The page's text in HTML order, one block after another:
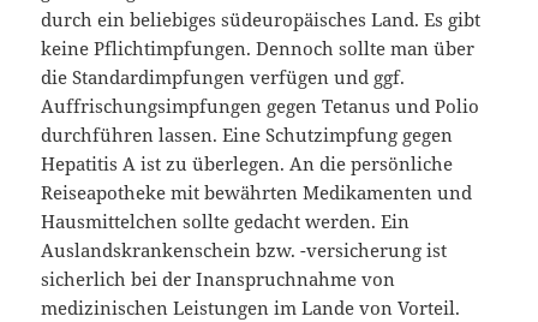
durch ein beliebiges südeuropäisches Land. Es gibt
keine Pflichtimpfungen. Dennoch sollte man über
die Standardimpfungen verfügen und ggf.
Auffrischungsimpfungen gegen Tetanus und Polio
durchführen lassen. Eine Schutzimpfung gegen
Hepatitis A ist zu überlegen. An die persönliche
Reiseapotheke mit bewährten Medikamenten und
Hausmittelchen sollte gedacht werden. Ein
Auslandskrankenschein bzw. -versicherung ist
sicherlich bei der Inanspruchnahme von
medizinischen Leistungen im Lande von Vorteil.